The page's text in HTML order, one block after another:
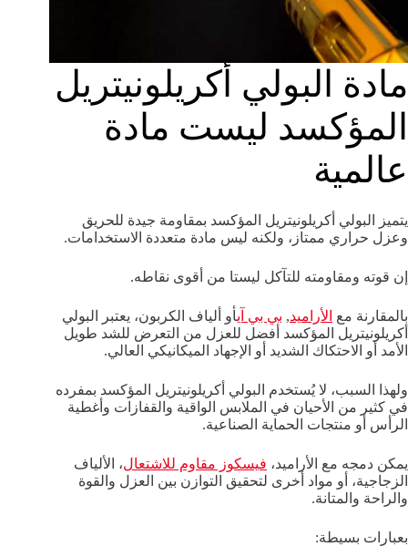
مادة البولي أكريلونيتريل
المؤكسد ليست مادة
عالمية
يتميز البولي أكريلونيتريل المؤكسد بمقاومة جيدة للحريق
وعزل حراري ممتاز، ولكنه ليس مادة متعددة الاستخدامات.
إن قوته ومقاومته للتآكل ليستا من أقوى نقاطه.
بالمقارنة مع الأراميد, بي بي آيأو ألياف الكربون، يعتبر البولي
أكريلونيتريل المؤكسد أفضل للعزل من التعرض للشد طويل
الأمد أو الاحتكاك الشديد أو الإجهاد الميكانيكي العالي.
ولهذا السبب، لا يُستخدم البولي أكريلونيتريل المؤكسد بمفرده
في كثير من الأحيان في الملابس الواقية والقفازات وأغطية
الرأس أو منتجات الحماية الصناعية.
يمكن دمجه مع الأراميد، فيسكوز مقاوم للاشتعال، الألياف
الزجاجية، أو مواد أخرى لتحقيق التوازن بين العزل والقوة
والراحة والمتانة.
بعبارات بسيطة: